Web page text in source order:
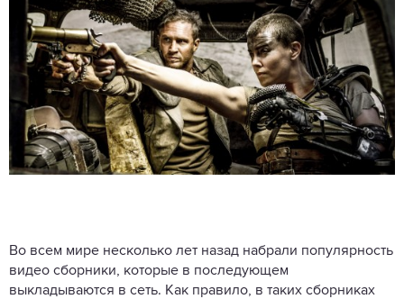
Во всем мире несколько лет назад набрали популярность
видео сборники, которые в последующем
выкладываются в сеть. Как правило, в таких сборниках